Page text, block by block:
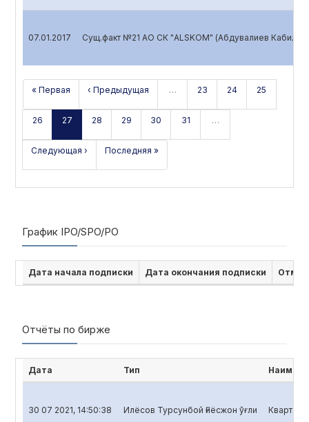
07.01.2017 Сущ.факт №21 АО СК "ALSKOM" (Абдувалиев
« Первая ‹ Предыдущая … 23 24 25
26 27 28 29 30 31 …
Следующая › Последняя »
График IPO/SPO/PO
Дата начала подписки Дата окончания подписки
Отчёты по бирже
Дата Тип
30 07 2021, 14:50:38 Илёсов Турсунбой Ғиёсжон ўғли